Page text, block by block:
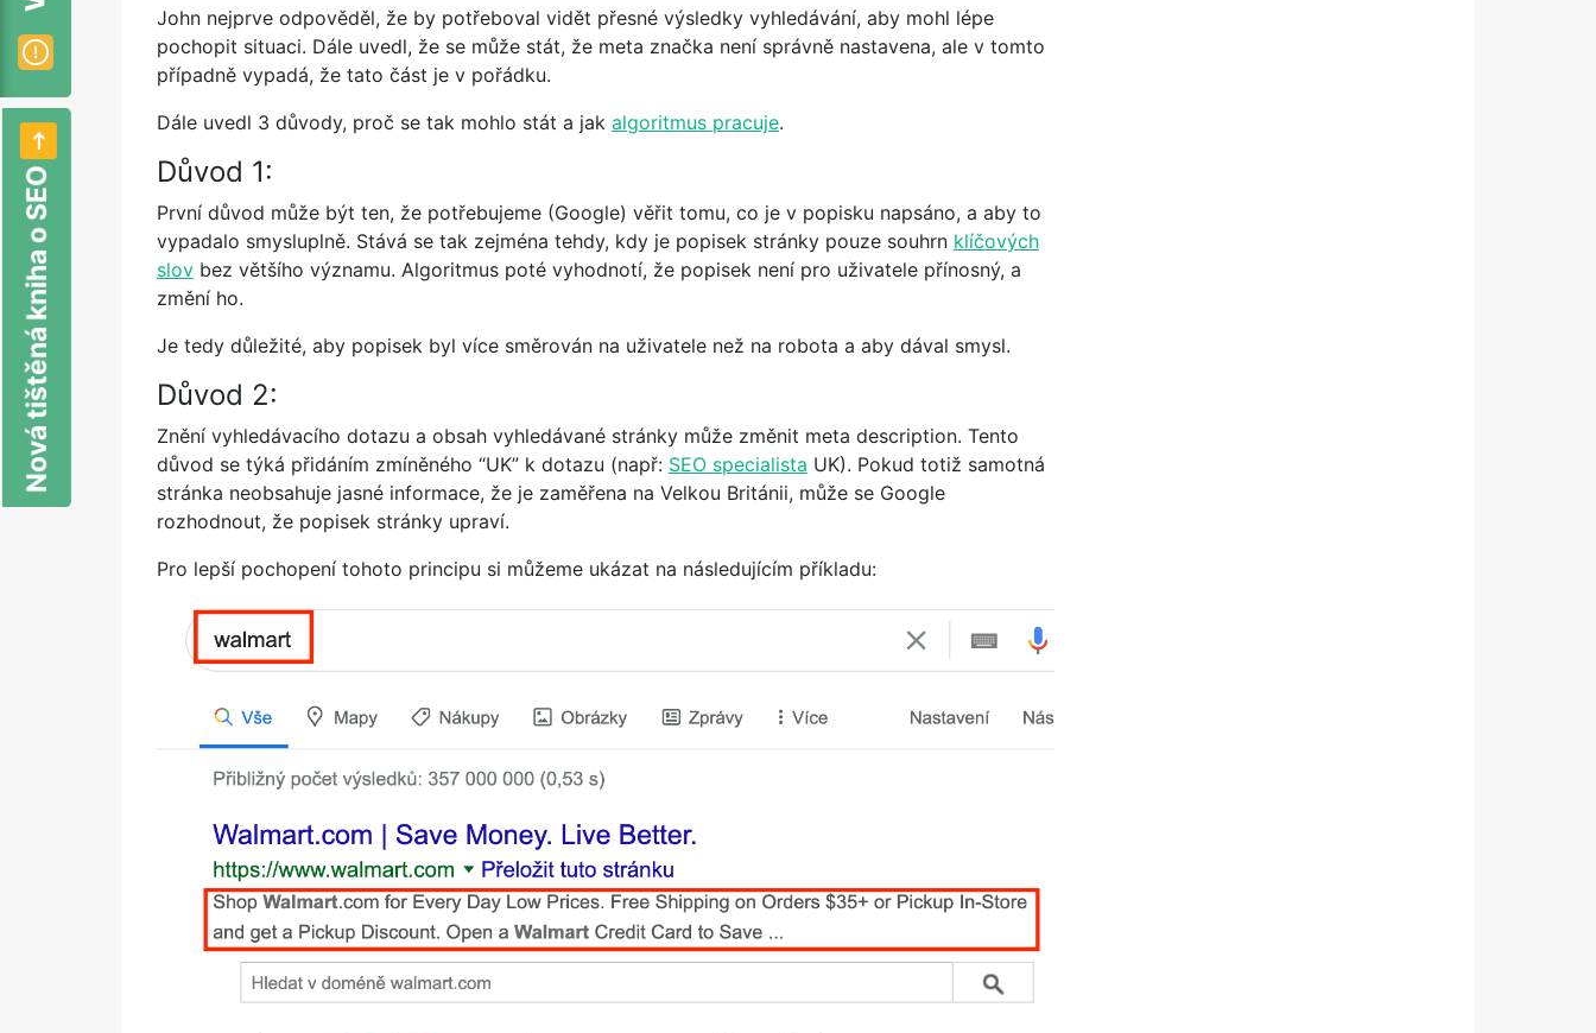
Nová tištěná kniha o SEO
John nejprve odpověděl, že by potřeboval vidět přesné výsledky vyhledávání, aby mohl lépe
pochopit situaci. Dále uvedl, že se může stát, že meta značka není správně nastavena, ale v tomto
případně vypadá, že tato část je v pořádku.
Dále uvedl 3 důvody, proč se tak mohlo stát a jak algoritmus pracuje.
Důvod 1:
První důvod může být ten, že potřebujeme (Google) věřit tomu, co je v popisku napsáno, a aby to
vypadalo smysluplně. Stává se tak zejména tehdy, kdy je popisek stránky pouze souhrn klíčových
slov bez většího významu. Algoritmus poté vyhodnotí, že popisek není pro uživatele přínosný, a
změní ho.
Je tedy důležité, aby popisek byl více směrován na uživatele než na robota a aby dával smysl.
Důvod 2:
Znění vyhledávacího dotazu a obsah vyhledávané stránky může změnit meta description. Tento
důvod se týká přidáním zmíněného “UK” k dotazu (např: SEO specialista UK). Pokud totiž samotná
stránka neobsahuje jasné informace, že je zaměřena na Velkou Británii, může se Google
rozhodnout, že popisek stránky upraví.
Pro lepší pochopení tohoto principu si můžeme ukázat na následujícím příkladu: